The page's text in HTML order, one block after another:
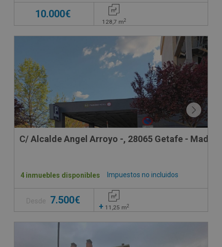
10.000€
128,7 m2
C/ Alcalde Angel Arroyo -, 28065 Getafe - Madrid
Impuestos no incluidos
4 inmuebles disponibles
Desde 7.500€
+ 11,25 m2